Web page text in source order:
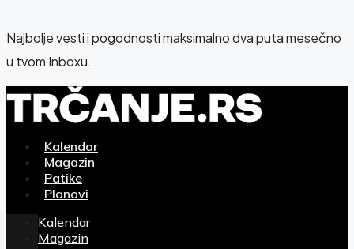
Najbolje vesti i pogodnosti maksimalno dva puta mesečno
u tvom Inboxu.
Kalendar
Magazin
Patike
Planovi
Kalendar
Magazin